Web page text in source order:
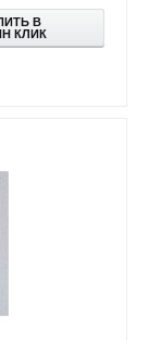
В
КЛИК